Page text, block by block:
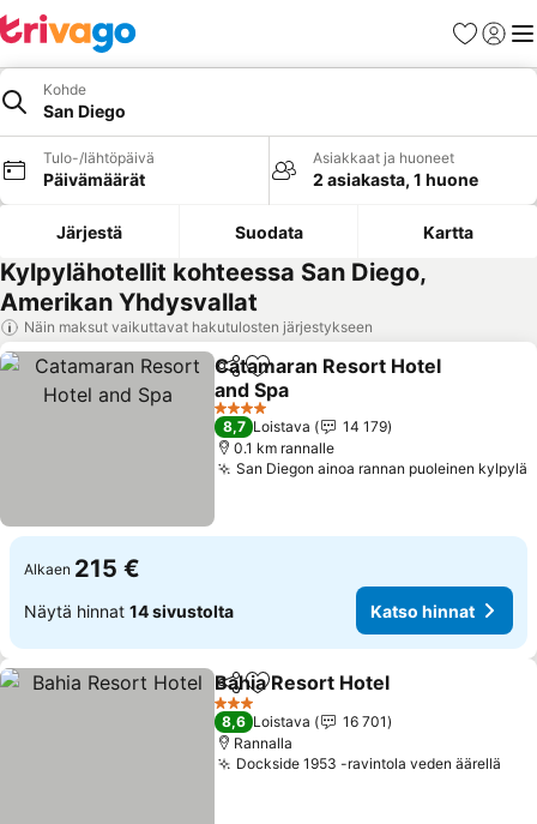
Suosikit
Kohde
San Diego
Tulo-/lähtöpäivä
Päivämäärät
Asiakkaat ja huoneet
2 asiakasta, 1 huone
Järjestä Suodata Kartta
Kylpylähotellit kohteessa San Diego,
Amerikan Yhdysvallat
Näin maksut vaikuttavat hakutulosten järjestykseen
Jaa Lisää suosikkeihin
Catamaran Resort Hotel
and Spa
4 Tähtiluokitus
8,7 Loistava
14 179
0.1 km rannalle
San Diegon ainoa rannan puoleinen kylpylä
Alkaen 215 €
Näytä hinnat 14 sivustolta Katso hinnat
Jaa Lisää suosikkeihin
Bahia Resort Hotel
3 Tähtiluokitus
8,6 Loistava
16 701
Rannalla
Dockside 1953 -ravintola veden äärellä